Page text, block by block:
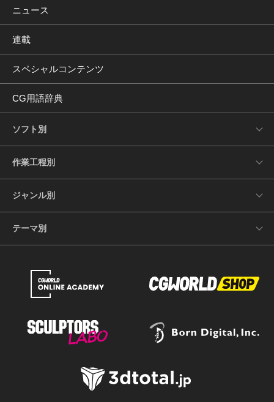
ニュース
連載
スペシャルコンテンツ
CG用語辞典
ソフト別
作業工程別
ジャンル別
テーマ別